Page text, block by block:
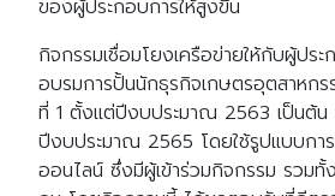
ของผู้ประกอบการให้สูงขึ้น
กิจกรรมเชื่อมโยงเครือข่ายให้กับผู้ปร
อบรมการปั้นนักธุรกิจเกษตรอุตสาหกร
ที่ 1 ตั้งแต่ปีงบประมาณ 2563 เป็นต้น
ปีงบประมาณ 2565 โดยใช้รูปแบบกา
ออนไลน์ ซึ่งมีผู้เข้าร่วมกิจกรรม รวม